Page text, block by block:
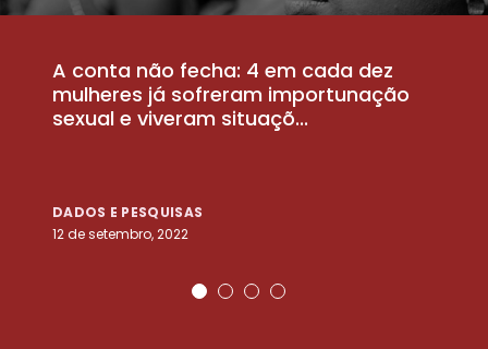
A conta não fecha: 4 em cada dez
mulheres já sofreram importunação
sexual e viveram situaçõ...
DADOS E PESQUISAS
12 de setembro, 2022